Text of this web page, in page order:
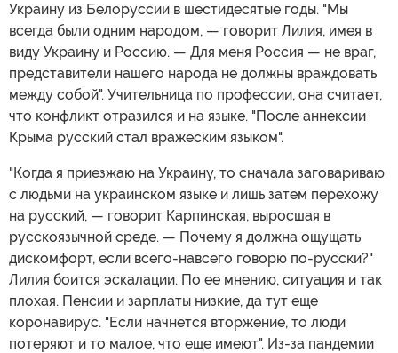
Украину из Белоруссии в шестидесятые годы. "Мы
всегда были одним народом, — говорит Лилия, имея в
виду Украину и Россию. — Для меня Россия — не враг,
представители нашего народа не должны враждовать
между собой". Учительница по профессии, она считает,
что конфликт отразился и на языке. "После аннексии
Крыма русский стал вражеским языком".
"Когда я приезжаю на Украину, то сначала заговариваю
с людьми на украинском языке и лишь затем перехожу
на русский, — говорит Карпинская, выросшая в
русскоязычной среде. — Почему я должна ощущать
дискомфорт, если всего-навсего говорю по-русски?"
Лилия боится эскалации. По ее мнению, ситуация и так
плохая. Пенсии и зарплаты низкие, да тут еще
коронавирус. "Если начнется вторжение, то люди
потеряют и то малое, что еще имеют". Из-за пандемии